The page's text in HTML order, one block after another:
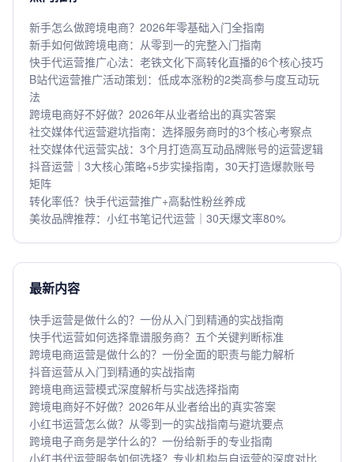
新手怎么做跨境电商？2026年零基础入门全指南
新手如何做跨境电商：从零到一的完整入门指南
快手代运营推广心法：老铁文化下高转化直播的6个核心技巧
B站代运营推广活动策划：低成本涨粉的2类高参与度互动玩
法
跨境电商好不好做？2026年从业者给出的真实答案
社交媒体代运营避坑指南：选择服务商时的3个核心考察点
社交媒体代运营实战：3个月打造高互动品牌账号的运营逻辑
抖音运营｜3大核心策略+5步实操指南，30天打造爆款账号
矩阵
转化率低？快手代运营推广+高黏性粉丝养成
美妆品牌推荐：小红书笔记代运营｜30天爆文率80%
最新内容
快手运营是做什么的？一份从入门到精通的实战指南
快手代运营如何选择靠谱服务商？五个关键判断标准
跨境电商运营是做什么的？一份全面的职责与能力解析
抖音运营从入门到精通的实战指南
跨境电商运营模式深度解析与实战选择指南
跨境电商好不好做？2026年从业者给出的真实答案
小红书运营怎么做？从零到一的实战指南与避坑要点
跨境电子商务是学什么的？一份给新手的专业指南
小红书代运营服务如何选择？专业机构与自运营的深度对比